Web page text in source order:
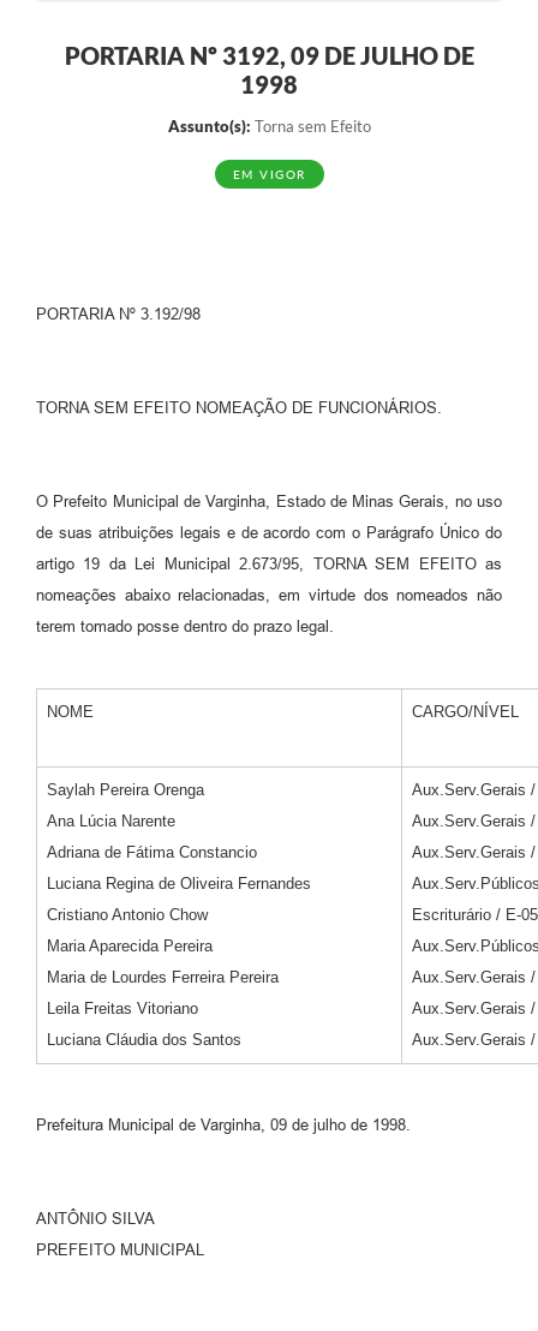
PORTARIA Nº 3192, 09 DE JULHO DE
1998
Assunto(s): Torna sem Efeito
EM VIGOR
PORTARIA Nº 3.192/98
TORNA SEM EFEITO NOMEAÇÃO DE FUNCIONÁRIOS.
O Prefeito Municipal de Varginha, Estado de Minas Gerais, no uso
de suas atribuições legais e de acordo com o Parágrafo Único do
artigo 19 da Lei Municipal 2.673/95, TORNA SEM EFEITO as
nomeações abaixo relacionadas, em virtude dos nomeados não
terem tomado posse dentro do prazo legal.
NOME CARGO/NÍVEL
Saylah Pereira Orenga
Ana Lúcia Narente
Adriana de Fátima Constancio
Luciana Regina de Oliveira Fernandes
Cristiano Antonio Chow
Maria Aparecida Pereira
Maria de Lourdes Ferreira Pereira
Leila Freitas Vitoriano
Luciana Cláudia dos Santos
Aux.Serv.Gerais
Aux.Serv.Gerais
Aux.Serv.Gerais
Escriturário / E-05
Aux.Serv.Gerais
Aux.Serv.Gerais
Aux.Serv.Gerais
Prefeitura Municipal de Varginha, 09 de julho de 1998.
ANTÔNIO SILVA
PREFEITO MUNICIPAL